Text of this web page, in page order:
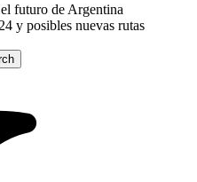
futuro de Argentina
y posibles nuevas rutas